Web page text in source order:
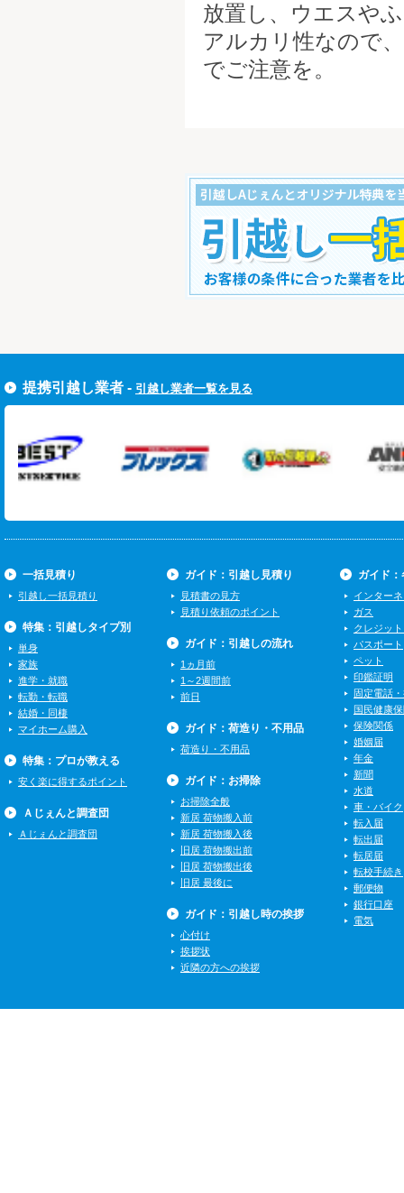
放置し、ウエスや
アルカリ性なので
でご注意を。
提携引越し業者 - 引越し業者一覧を見る
一括見積り
引越し一括見積り
特集：引越しタイプ別
単身
家族
進学・就職
転勤・転職
結婚・同棲
マイホーム購入
特集：プロが教える
安く楽に得するポイント
Ａじぇんと調査団
Ａじぇんと調査団
ガイド：引越し見積り
見積書の見方
見積り依頼のポイント
ガイド：引越しの流れ
1ヵ月前
1～2週間前
前日
ガイド：荷造り・不用品
荷造り・不用品
ガイド：お掃除
お掃除全般
新居 荷物搬入前
新居 荷物搬入後
旧居 荷物搬出前
旧居 荷物搬出後
旧居 最後に
ガイド：引越し時の挨拶
心付け
挨拶状
近隣の方への挨拶
ガイド
インター
ガス
クレジッ
パスポート
ペット
印鑑証明
固定電話
国民健康
保険関係
婚姻届
年金
新聞
水道
車・バイク
転入届
転出届
転居届
転校手続き
郵便物
銀行口座
電気